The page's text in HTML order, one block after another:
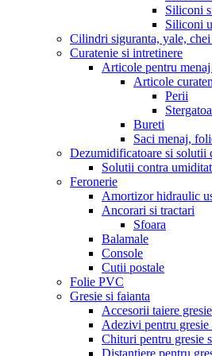
Siliconi
Siliconi
Cilindri siguranta, yale,
Curatenie si intretinere
Articole pentru
Articole
Perii
Bureti
Saci menaj,
Dezumidificatoare si solutii
Solutii contra
Feronerie
Amortizor hidraulic
Ancorari si tractari
Sfoara
Balamale
Console
Cutii postale
Folie PVC
Gresie si faianta
Accesorii taiere gresie
Adezivi pentru gresie
Chituri pentru gresie
Distantiere pentru